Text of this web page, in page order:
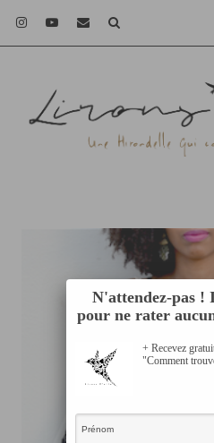
N'attendez-pas !
pour ne rater
+ Recevez
"Comment